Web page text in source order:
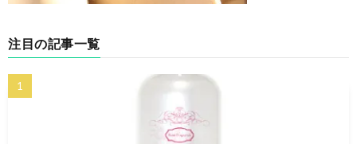
注目の記事一覧